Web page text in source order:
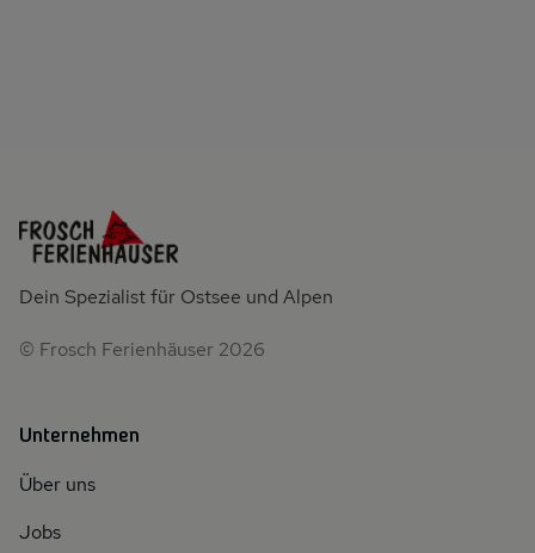
Dein Spezialist für Ostsee und Alpen
© Frosch Ferienhäuser 2026
Unternehmen
Über uns
Jobs